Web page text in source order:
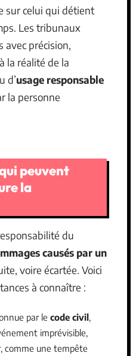
sur celui qui détient
Les tribunaux
avec précision,
la réalité de la
d’usage responsable
la personne
peuvent
la
du
causés par un
voire écartée. Voici
à connaître :
par le code civil,
imprévisible,
comme une tempête